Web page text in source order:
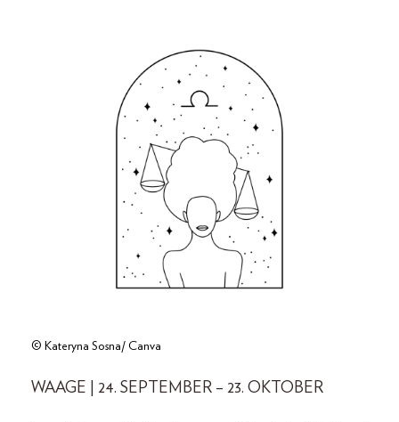
© Kateryna Sosna/ Canva
WAAGE | 24. SEPTEMBER – 23. OKTOBER